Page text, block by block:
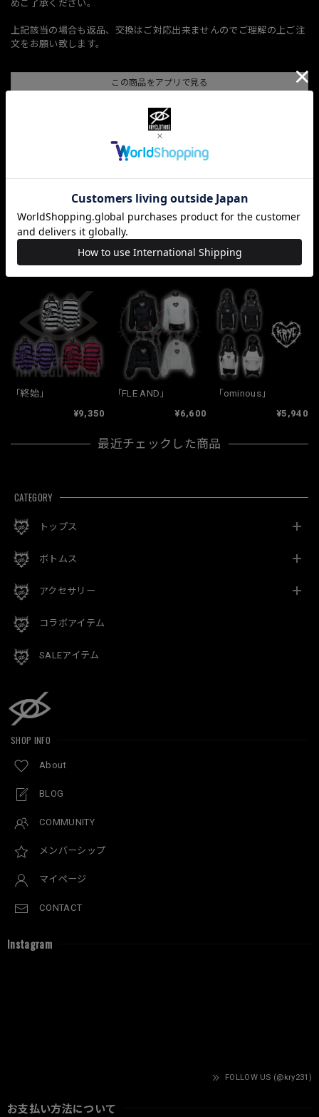
めご了承ください。
上記該当の場合も返品、交換はご対応出来ませんのでご理解の上ご注
文をお願い致します。
この商品をアプリで見る
ショップの評価
すべて 10068
関連商品
「終始」
¥9,350
「FLE AND」
¥6,600
「ominous」
¥5,940
最近チェックした商品
CATEGORY
トップス
ボトムス
アクセサリー
コラボアイテム
SALEアイテム
SHOP INFO
About
BLOG
COMMUNITY
メンバーシップ
マイページ
CONTACT
Instagram
FOLLOW US (@kry231)
お支払い方法について